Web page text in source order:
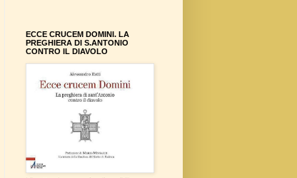
ECCE CRUCEM DOMINI. LA
PREGHIERA DI S.ANTONIO
CONTRO IL DIAVOLO